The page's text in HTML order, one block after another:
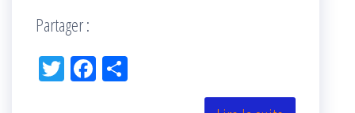
Partager :
Tw Fac